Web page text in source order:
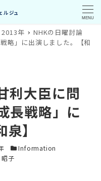
MENU
2013年
NHKの日曜討論
略」に出演しました。【和
利大臣に問
長戦略」に
】
カテゴリー
Information
子